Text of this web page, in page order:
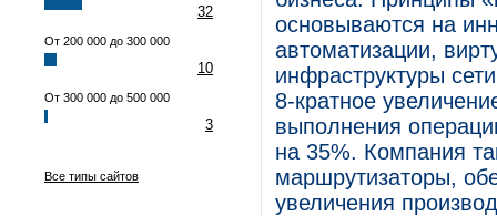
32
От 200 000 до 300 000
10
От 300 000 до 500 000
3
Все типы сайтов
основываются на
автоматизации,
инфраструктуры
8-кратное
выполнения
на 35%. Компания
маршрутизаторы,
увеличения